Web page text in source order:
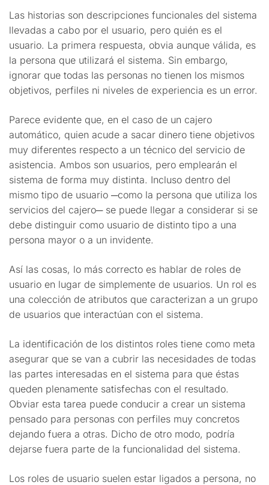
Las historias son descripciones funcionales del sistema
llevadas a cabo por el usuario, pero quién es el
usuario. La primera respuesta, obvia aunque válida, es
la persona que utilizará el sistema. Sin embargo,
ignorar que todas las personas no tienen los mismos
objetivos, perfiles ni niveles de experiencia es un error.
Parece evidente que, en el caso de un cajero
automático, quien acude a sacar dinero tiene objetivos
muy diferentes respecto a un técnico del servicio de
asistencia. Ambos son usuarios, pero emplearán el
sistema de forma muy distinta. Incluso dentro del
mismo tipo de usuario ─como la persona que utiliza los
servicios del cajero─ se puede llegar a considerar si se
debe distinguir como usuario de distinto tipo a una
persona mayor o a un invidente.
Así las cosas, lo más correcto es hablar de roles de
usuario en lugar de simplemente de usuarios. Un rol es
una colección de atributos que caracterizan a un grupo
de usuarios que interactúan con el sistema.
La identificación de los distintos roles tiene como meta
asegurar que se van a cubrir las necesidades de todas
las partes interesadas en el sistema para que éstas
queden plenamente satisfechas con el resultado.
Obviar esta tarea puede conducir a crear un sistema
pensado para personas con perfiles muy concretos
dejando fuera a otras. Dicho de otro modo, podría
dejarse fuera parte de la funcionalidad del sistema.
Los roles de usuario suelen estar ligados a persona, no